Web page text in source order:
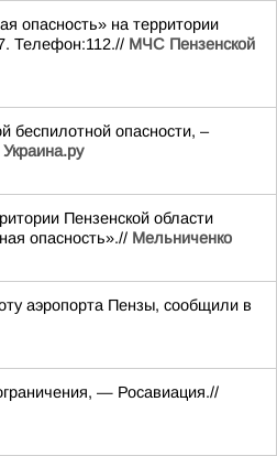
опасность» на территории
Телефон:112.// МЧС Пензенской
беспилотной опасности, –
Украина.ру
Пензенской области
опасность».// Мельниченко
аэропорта Пензы, сообщили в
— Росавиация.//